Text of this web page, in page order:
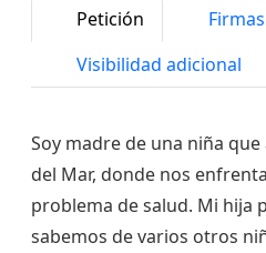
Petición Firmas
Visibilidad adicional
Soy madre de una niña
del Mar, donde nos
problema de salud. Mi hija
sabemos de varios otros